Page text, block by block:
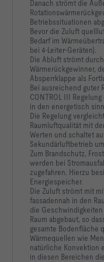
Danach strömt die
Betriebssituationen
Bevor die Zuluft
Bedarf im
bei 4-Leiter-Geräten).
Die Abluft strömt
Wärmerückgewinner,
Absperrklappe als
Bei ausreichend guter
CONTROL III
in den energetisch
Die Regelung
Raumluftqualität mit
Werten und schaltet
Sekundärluftbetrieb
Zum Brandschutz,
werden bei
zugefahren. Hierzu
Energiespeicher.
Die Zuluft strömt mit
fassadennah in den
die
Raum abgebaut, so
gesamte Bodenfläche
Wärmequellen wie
natürliche Konvektion
in diesen Bereichen